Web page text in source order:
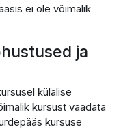
ei ole võimalik
ja
külalise
kursust vaadata
kursuse